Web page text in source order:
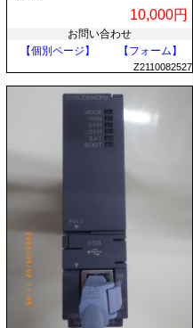
10,000円
お問い合わせ
【個別ページ】
【フォーム】
Z2110082527